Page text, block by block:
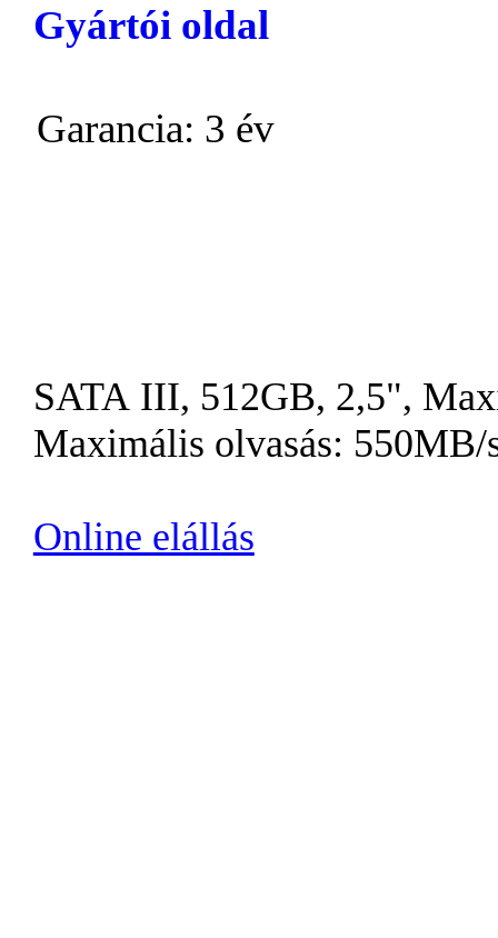
Gyártói oldal
Garancia: 3 év
SATA III, 512GB, 2,5",
Maximális olvasás: 550MB/
Online elállás